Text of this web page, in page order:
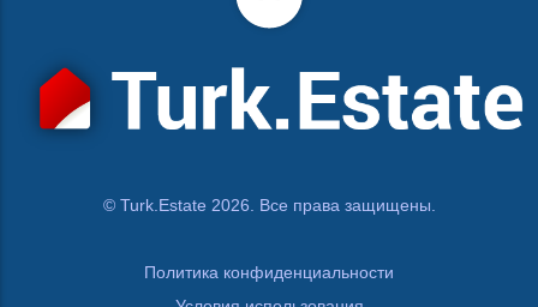
© Turk.Estate 2026. Все права защищены.
Политика конфиденциальности